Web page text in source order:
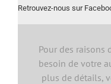
Retrouvez-nous sur
Pour des raisons
besoin de votre
plus de détails,